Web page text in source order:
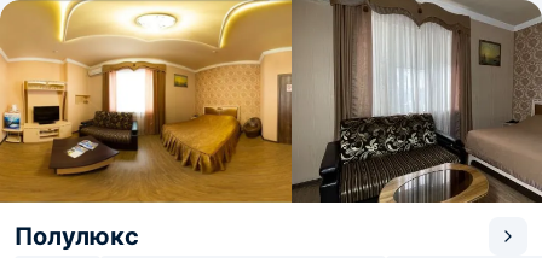
Полулюкс